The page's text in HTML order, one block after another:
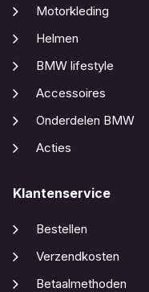
Motorkleding
Helmen
BMW lifestyle
Accessoires
Onderdelen BMW
Acties
Klantenservice
Bestellen
Verzendkosten
Betaalmethoden